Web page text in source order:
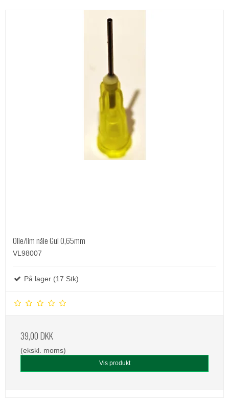
Olie/lim nåle Gul 0,65mm
VL98007
På lager (17 Stk)
39,00 DKK
(ekskl. moms)
Vis produkt